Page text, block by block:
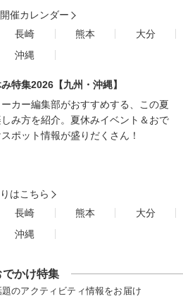
催カレンダー
長崎 熊本
大分
沖縄
特集2026【九州・沖縄】
カー編集部がおすすめする、この夏
み方を紹介。夏休みイベント＆おで
ポット情報が盛りだくさん！
はこちら
長崎 熊本
大分
沖縄
でかけ特集
のアクティビティ情報をお届け